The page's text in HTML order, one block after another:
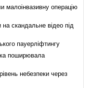
малоінвазивну операцію
скандальне відео під
пауерліфтингу
поширювала
небезпеки через